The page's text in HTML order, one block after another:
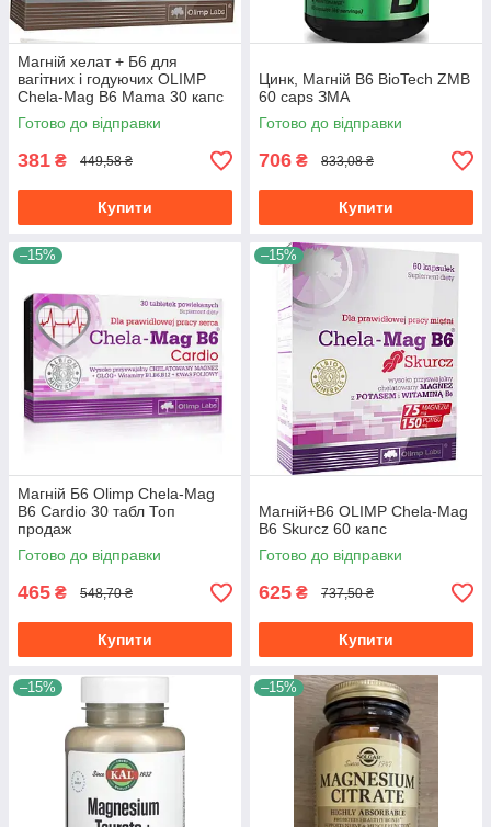
Магній хелат + Б6 для
вагітних і годуючих OLIMP
Chela-Mag B6 Mama 30 капс
Готово до відправки
381 ₴ 449,58 ₴
Купити
Цинк, Магній В6 BioTech ZMB
60 caps ЗМА
Готово до відправки
706 ₴ 833,08 ₴
Купити
–15%
Магній Б6 Olimp Chela-Mag
B6 Cardio 30 табл Топ
продаж
Готово до відправки
465 ₴ 548,70 ₴
Купити
–15%
Магній+В6 OLIMP Chela-Mag
B6 Skurcz 60 капс
Готово до відправки
625 ₴ 737,50 ₴
Купити
–15% –15%